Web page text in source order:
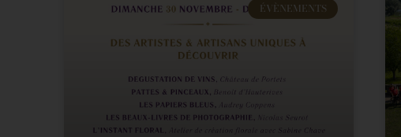
ÉVÈNEMENTS